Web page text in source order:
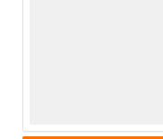
Pseudo :